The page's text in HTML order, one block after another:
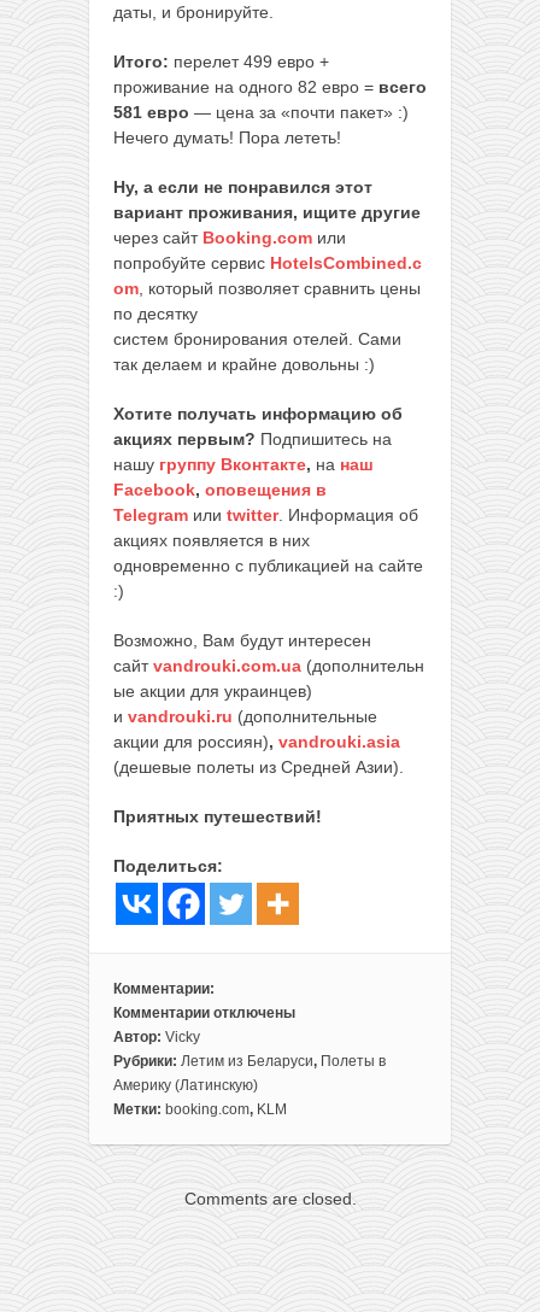
даты, и бронируйте.
Итого: перелет 499 евро +
проживание на одного 82 евро = всего
581 евро — цена за «почти пакет» :)
Нечего думать! Пора лететь!
Ну, а если не понравился этот
вариант проживания, ищите другие
через сайт Booking.com или
попробуйте сервис HotelsCombined.c
om , который позволяет сравнить цены
по десятку
систем бронирования отелей. Сами
так делаем и крайне довольны :)
Хотите получать информацию об
акциях первым? Подпишитесь на
нашу группу Вконтакте, на наш
Facebook, оповещения в
Telegram или twitter. Информация об
акциях появляется в них
одновременно с публикацией на сайте
:)
Возможно, Вам будут интересен
сайтvandrouki.com.ua (дополнительн
ые акции для украинцев)
и vandrouki.ru (дополнительные
акции для россиян), vandrouki.asia
(дешевые полеты из Средней Азии).
Приятных путешествий!
Поделиться:
Комментарии:
Комментарии
к
записи
Готовый
отдых
Кубе:
перелеты
Минска
отключены
Автор: Vicky
Рубрики: Летим из Беларуси, Полеты в
Америку (Латинскую)
Метки: booking.com, KLM
Comments are closed.